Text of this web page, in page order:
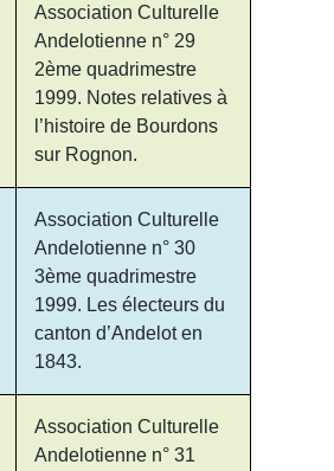
Association Culturelle
Andelotienne n° 29
2ème quadrimestre
1999. Notes relatives à
l’histoire de Bourdons
sur Rognon.
Association Culturelle
Andelotienne n° 30
3ème quadrimestre
1999. Les électeurs du
canton d’Andelot en
1843.
Association Culturelle
Andelotienne n° 31